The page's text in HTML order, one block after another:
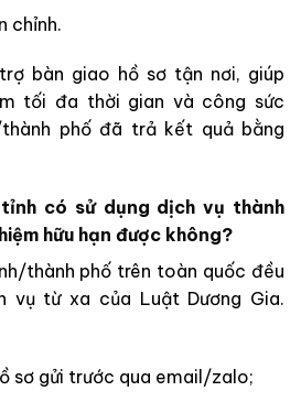
chỉnh.
bàn giao hồ sơ tận nơi, giúp
tối đa thời gian và công sức
phố đã trả kết quả bằng
có sử dụng dịch vụ thành
hữu hạn được không?
thành phố trên toàn quốc đều
vụ từ xa của Luật Dương Gia.
sơ gửi trước qua email/zalo;